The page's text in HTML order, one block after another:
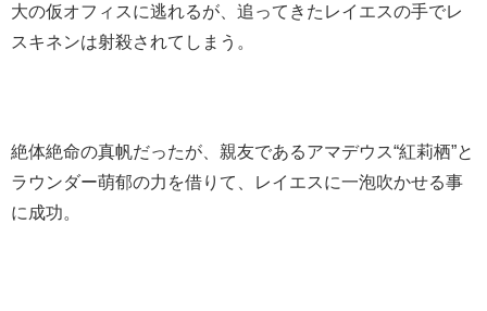
大の仮オフィスに逃れるが、追ってきたレイエスの手でレ
スキネンは射殺されてしまう。
絶体絶命の真帆だったが、親友であるアマデウス“紅莉栖”と
ラウンダー萌郁の力を借りて、レイエスに一泡吹かせる事
に成功。